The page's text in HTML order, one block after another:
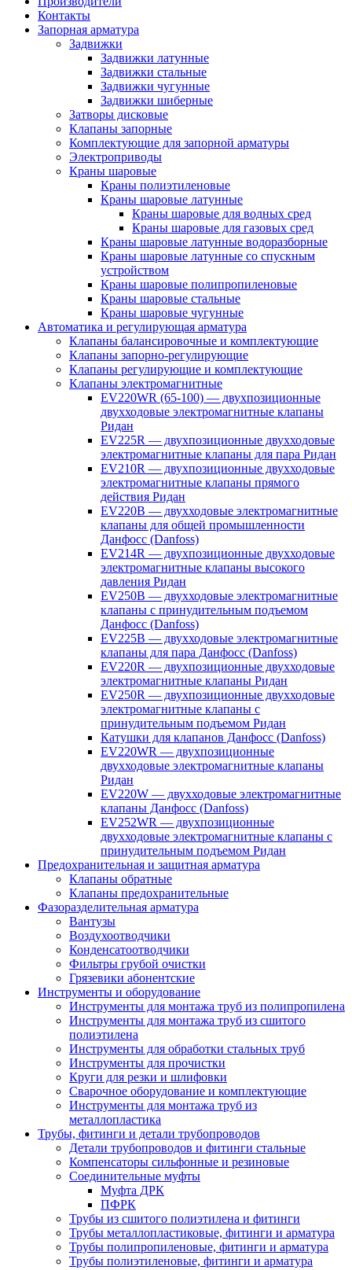
Контакты
Запорная арматура
Задвижки
Задвижки латунные
Задвижки стальные
Задвижки чугунные
Задвижки шиберные
Затворы дисковые
Клапаны запорные
Комплектующие для запорной арматуры
Электроприводы
Краны шаровые
Краны полиэтиленовые
Краны шаровые латунные
Краны шаровые для водных сред
Краны шаровые для газовых сред
Краны шаровые латунные водоразборные
Краны шаровые латунные со спускным
устройством
Краны шаровые полипропиленовые
Краны шаровые стальные
Краны шаровые чугунные
Автоматика и регулирующая арматура
Клапаны балансировочные и комплектующие
Клапаны запорно-регулирующие
Клапаны регулирующие и комплектующие
Клапаны электромагнитные
EV220WR (65-100) — двухпозиционные
двухходовые электромагнитные клапаны
Ридан
EV225R — двухпозиционные двухходовые
электромагнитные клапаны для пара Ридан
EV210R — двухпозиционные двухходовые
электромагнитные клапаны прямого
действия Ридан
EV220B — двухходовые электромагнитные
клапаны для общей промышленности
Данфосс (Danfoss)
EV214R — двухпозиционные двухходовые
электромагнитные клапаны высокого
давления Ридан
EV250B — двухходовые электромагнитные
клапаны с принудительным подъемом
Данфосс (Danfoss)
EV225B — двухходовые электромагнитные
клапаны для пара Данфосс (Danfoss)
EV220R — двухпозиционные двухходовые
электромагнитные клапаны Ридан
EV250R — двухпозиционные двухходовые
электромагнитные клапаны с
принудительным подъемом Ридан
Катушки для клапанов Данфосс (Danfoss)
EV220WR — двухпозиционные
двухходовые электромагнитные клапаны
Ридан
EV220W — двухходовые электромагнитные
клапаны Данфосс (Danfoss)
EV252WR — двухпозиционные
двухходовые электромагнитные клапаны с
принудительным подъемом Ридан
Предохранительная и защитная арматура
Клапаны обратные
Клапаны предохранительные
Фазоразделительная арматура
Вантузы
Воздухоотводчики
Конденсатоотводчики
Фильтры грубой очистки
Грязевики абонентские
Инструменты и оборудование
Инструменты для монтажа труб из полипропилена
Инструменты для монтажа труб из сшитого
полиэтилена
Инструменты для обработки стальных труб
Инструменты для прочистки
Круги для резки и шлифовки
Сварочное оборудование и комплектующие
Инструменты для монтажа труб из
металлопластика
Трубы, фитинги и детали трубопроводов
Детали трубопроводов и фитинги стальные
Компенсаторы сильфонные и резиновые
Соединительные муфты
Муфта ДРК
ПФРК
Трубы из сшитого полиэтилена и фитинги
Трубы металлопластиковые, фитинги и арматура
Трубы полипропиленовые, фитинги и арматура
Трубы полиэтиленовые, фитинги и арматура